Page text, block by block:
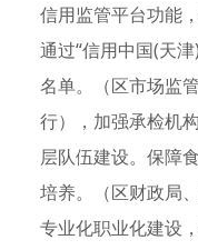
信用监管平台功能
通过“信用中国(天
名单。（区市场监
行），加强承检机
层队伍建设。保障
培养。（区财政局
专业化职业化建设